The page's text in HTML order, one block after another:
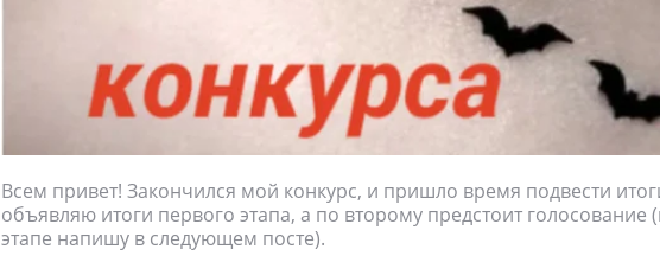
Всем привет! Закончился мой конкурс, и пришло время подвести
объявляю итоги первого этапа, а по второму предстоит голосование
этапе напишу в следующем посте).